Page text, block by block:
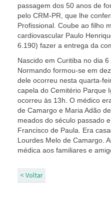
passagem dos 50 anos de
pelo CRM-PR, que lhe
Profissional. Coube ao filho
cardiovascular Paulo
6.190) fazer a entrega da
Nascido em Curitiba no dia
Normando formou-se em
dele ocorreu nesta quarta-
capela do Cemitério Parque
ocorreu às 13h. O médico
de Camargo e Maria Adão
meados do século passado
Francisco de Paula. Era
Lourdes Melo de Camargo.
médica aos familiares e
< Voltar